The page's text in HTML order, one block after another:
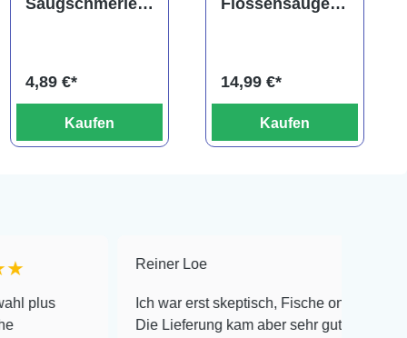
Saugschmerle,
4,89 €*
Kaufen
Flossensauger,
14,99 €*
Kaufen
Ich war erst skeptisch, Fische online zu bestellen!
Die Lieferung kam aber sehr gut verpackt an und